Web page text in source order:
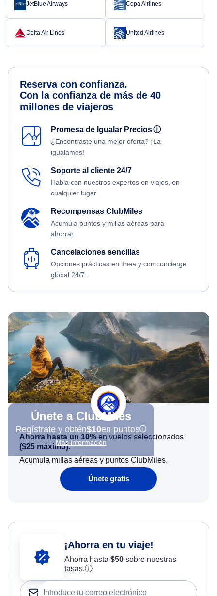
JetBlue Airways Copa Airlines
Delta Air Lines United Airlines
Reserva con confianza.
Con la confianza de más de 40
millones de viajeros
Promesa de Igualar Preciosⓘ
¿Encontraste una mejor oferta? ¡La
igualamos!
Soporte al cliente 24/7
Habla con nuestros expertos en viajes, en
cualquier lugar
Recompensas ClubMiles
Acumula puntos y millas aéreas para
ahorrar.
Cancelaciones sencillas
Opciones prácticas en línea y con concierge
global 24/7.
Únete a ClubMiles
Regístrate y obtén$10en puntos
Más información
Ahorra hasta un 10% en vuelos seleccionados
($25 máximo).
Acumula millas aéreas y puntos ClubMiles.
Únete gratis
¡Ahorra en tu viaje!
Ahorra hasta $50sobre nuestras
tasas.ⓘ